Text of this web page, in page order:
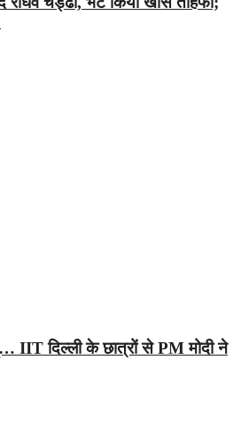
IIT दिल्ली के छात्रों से PM मोदी ने